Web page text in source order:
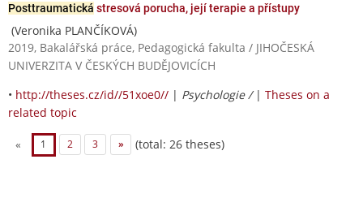
Posttraumatická stresová porucha, její terapie a přístupy
(Veronika PLANČÍKOVÁ)
2019, Bakalářská práce, Pedagogická fakulta / JIHOČESKÁ
UNIVERZITA V ČESKÝCH BUDĚJOVICÍCH
• http://theses.cz/id//51xoe0// | Psychologie / | Theses on a
related topic
« 1 2 3 » (total: 26 theses)